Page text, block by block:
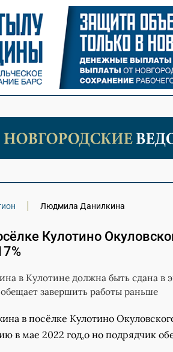
Людмила Данилкина
Кулотино
в Кулотине должна быть сдана в
завершить работы раньше
в посёлке Кулотино
в мае 2022 год,о но подрядчик